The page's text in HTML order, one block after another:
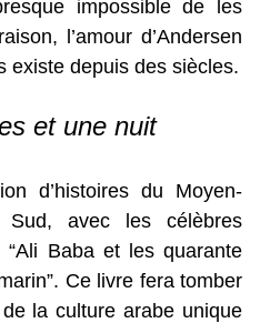
impossible de les
l’amour d’Andersen
existe depuis des siècles.
et une nuit
d’histoires du Moyen-
avec les célèbres
“Ali Baba et les quarante
Ce livre fera tomber
la culture arabe unique